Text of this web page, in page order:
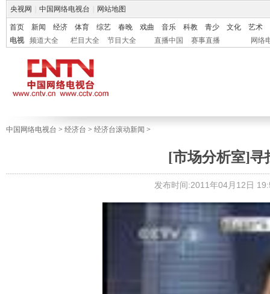
央视网 中国网络电视台 网站地图
首页 新闻 经济 体育 综艺 春晚 戏曲 音乐 科教 青少 文化
艺术
电视
频道大全 栏目大全 节目大全 直播中国 赛事直播 网络
中国网络电视台 > 经济台 > 经济台滚动新闻 >
[市场分析室]寻
发布时间:2011年04月12日